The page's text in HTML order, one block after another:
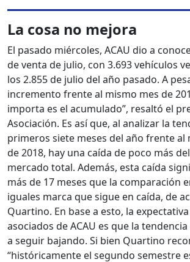
La cosa no mejora
El pasado miércoles, ACAU dio a
de venta de julio, con 3.693 vehículos
los 2.855 de julio del año pasado. A
incremento frente al mismo mes de
importa es el acumulado”, resaltó el
Asociación. Es así que, al analizar la
primeros siete meses del año frente al
de 2018, hay una caída de poco más
mercado total. Además, esta caída
más de 17 meses que la comparación
iguales marca que sigue en caída, de
Quartino. En base a esto, la
asociados de ACAU es que la
a seguir bajando. Si bien Quartino
“históricamente el segundo semestre